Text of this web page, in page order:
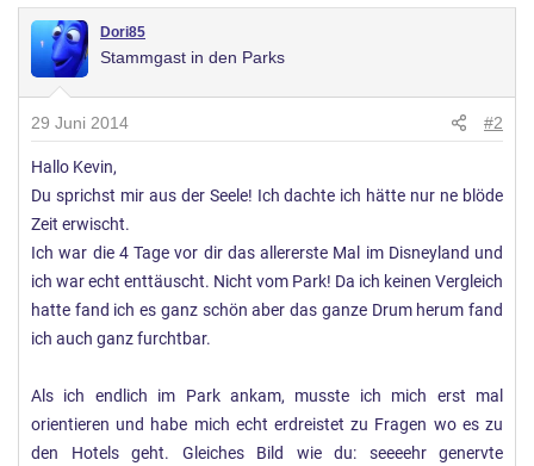
Dori85
Stammgast in den Parks
29 Juni 2014 #2
Hallo Kevin,
Du sprichst mir aus der Seele! Ich dachte ich hätte nur ne blöde
Zeit erwischt.
Ich war die 4 Tage vor dir das allererste Mal im Disneyland und
ich war echt enttäuscht. Nicht vom Park! Da ich keinen Vergleich
hatte fand ich es ganz schön aber das ganze Drum herum fand
ich auch ganz furchtbar.
Als ich endlich im Park ankam, musste ich mich erst mal
orientieren und habe mich echt erdreistet zu Fragen wo es zu
den Hotels geht. Gleiches Bild wie du: seeeehr genervte